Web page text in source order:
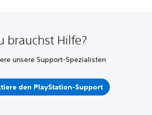
brauchst Hilfe?
unsere Support-Spezialisten
den PlayStation-Support